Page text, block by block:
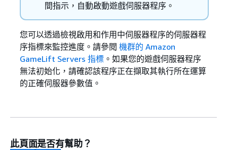
間指示，自動啟動遊戲伺服器程序。
您可以透過檢視啟用和作用中伺服器程序的伺服器程
序指標來監控進度。請參閱 機群的 Amazon
GameLift Servers 指標。如果您的遊戲伺服器程序
無法初始化，請確認該程序正在擷取其執行所在運算
的正確伺服器參數值。
此頁面是否有幫助？